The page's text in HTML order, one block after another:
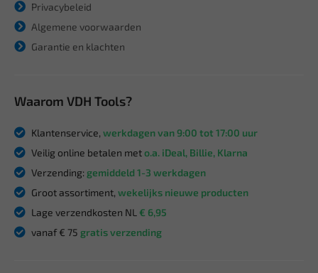
Privacybeleid
Algemene voorwaarden
Garantie en klachten
Waarom VDH Tools?
Klantenservice, werkdagen van 9:00 tot 17:00 uur
Veilig online betalen meto.a. iDeal, Billie, Klarna
Verzending: gemiddeld 1-3 werkdagen
Groot assortiment, wekelijks nieuwe producten
Lage verzendkosten NL € 6,95
vanaf € 75 gratis verzending